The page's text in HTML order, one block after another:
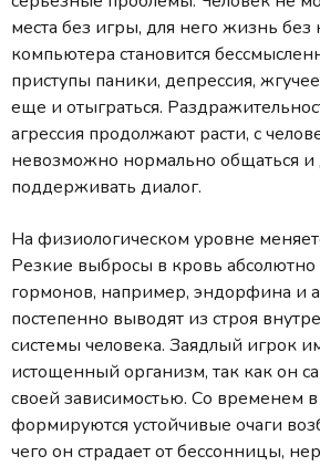
места без игры, для него жизнь без
компьютера становится
приступы паники, депрессия,
еще и отыграться.
агрессия продолжают расти, с
невозможно нормально общаться и
поддерживать диалог.
На физиологическом уровне
Резкие выбросы в кровь
гормонов, например, эндорфина и
постепенно выводят из строя
системы человека. Заядлый игрок
истощенный организм, так как он
своей зависимостью. Со временем
формируются устойчивые очаги
чего он страдает от бессонницы,